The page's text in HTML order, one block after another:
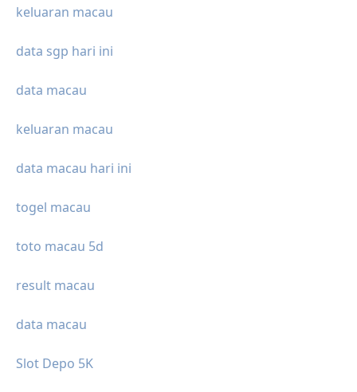
keluaran macau
data sgp hari ini
data macau
keluaran macau
data macau hari ini
togel macau
toto macau 5d
result macau
data macau
Slot Depo 5K